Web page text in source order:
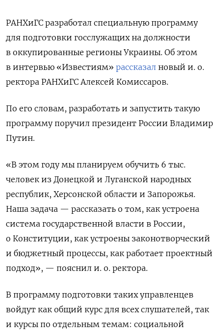
РАНХиГС разработал специальную программу
для подготовки госслужащих на должности
в оккупированные регионы Украины. Об этом
в интервью «Известиям» рассказал новый и. о.
ректора РАНХиГС Алексей Комиссаров.
По его словам, разработать и запустить такую
программу поручил президент России Владимир
Путин.
«В этом году мы планируем обучить 6 тыс.
человек из Донецкой и Луганской народных
республик, Херсонской области и Запорожья.
Наша задача — рассказать о том, как устроена
система государственной власти в России,
о Конституции, как устроены законотворческий
и бюджетный процессы, как работает проектный
подход», — пояснил и. о. ректора.
В программу подготовки таких управленцев
войдут как общий курс для всех слушателей, так
и курсы по отдельным темам: социальной